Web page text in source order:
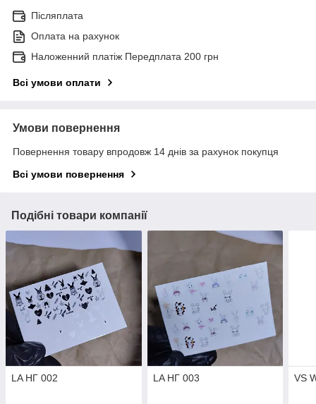
Післяплата
Оплата на рахунок
Наложенний платіж Передплата 200 грн
Всі умови оплати
Умови повернення
Повернення товару впродовж 14 днів за рахунок покупця
Всі умови повернення
Подібні товари компанії
LA НГ 002 LA НГ 003 VS